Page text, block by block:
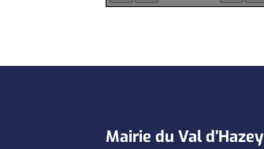
Mairie du Val d’Hazey